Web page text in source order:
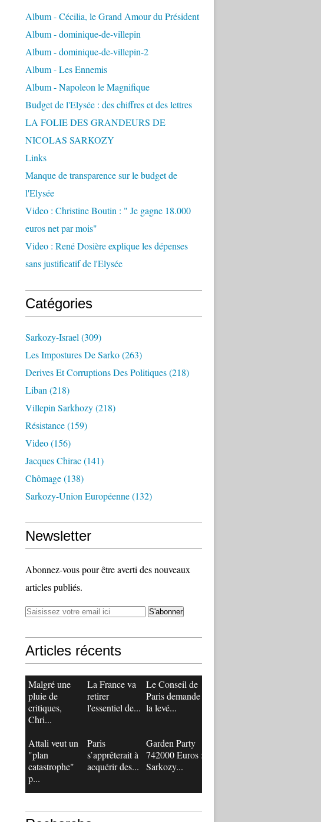
Album - Cécilia, le Grand Amour du Président
Album - dominique-de-villepin
Album - dominique-de-villepin-2
Album - Les Ennemis
Album - Napoleon le Magnifique
Budget de l'Elysée : des chiffres et des lettres
LA FOLIE DES GRANDEURS DE
NICOLAS SARKOZY
Links
Manque de transparence sur le budget de
l'Elysée
Video : Christine Boutin : " Je gagne 18.000
euros net par mois"
Video : René Dosière explique les dépenses
sans justificatif de l'Elysée
Catégories
Sarkozy-Israel (309)
Les Impostures De Sarko(263)
Derives Et Corruptions Des Politiques(218)
Liban (218)
Villepin Sarkhozy(218)
Résistance(159)
Video(156)
Jacques Chirac(141)
Chômage(138)
Sarkozy-Union Européenne(132)
Newsletter
Abonnez-vous pour être averti des nouveaux
articles publiés.
Articles récents
Malgré une
pluie de
critiques,
Chri...
La France va
retirer
l'essentiel de...
Le Conseil de
Paris demande
la levé...
Attali veut un
"plan
catastrophe"
p...
Paris
s’apprêterait à
acquérir des...
Garden Party
742000 Euros :
Sarkozy...